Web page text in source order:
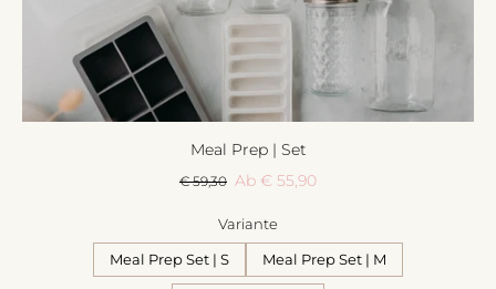
Meal Prep | Set
€ 59,30 Ab € 55,90
Variante
Meal Prep Set | S Meal Prep Set | M